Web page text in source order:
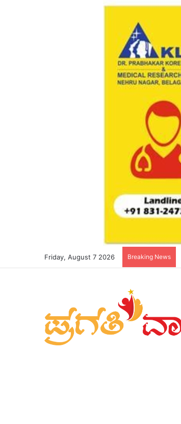
Friday, August 7 2026 Breaking News